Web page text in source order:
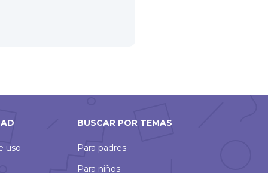
uso
BUSCAR POR TEMAS
Para padres
Para niños